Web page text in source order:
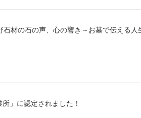
材の石の声、心の響き～お墓で伝える
」に認定されました！